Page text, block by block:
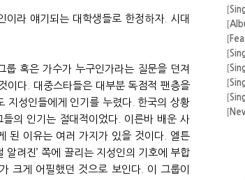
라 얘기되는 대학생들로 한정하자. 시대
혹은 가수가 누구인가라는 질문을 던져
이다. 대중스타들은 대부분 독점적 팬층을
지성인들에게 인기를 누렸다. 한국의 상황
의 인기는 절대적이었다. 이른바 배운 사
된 이유는 여러 가지가 있을 것이다. 엘튼
려진’ 쪽에 끌리는 지성인의 기호에 부합
크게 어필했던 것으로 보인다. 이 그룹이
[
[
[
운
[
[
[
[
[